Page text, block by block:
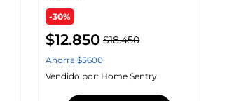
-30%
$12.850 $18.450
Ahorra$5600
Vendido por: Home Sentry